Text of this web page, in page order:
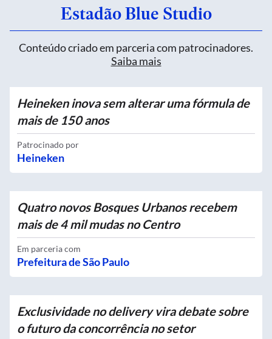
Estadão Blue Studio
Conteúdo criado em parceria com patrocinadores.
Saiba mais
Heineken inova sem alterar uma fórmula de
mais de 150 anos
Patrocinado por
Heineken
Quatro novos Bosques Urbanos recebem
mais de 4 mil mudas no Centro
Em parceria com
Prefeitura de São Paulo
Exclusividade no delivery vira debate sobre
o futuro da concorrência no setor